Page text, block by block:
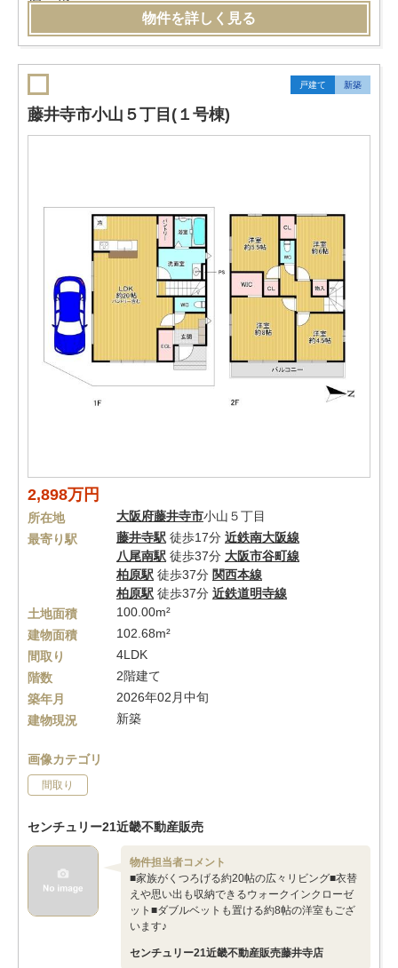
物件を詳しく見る
戸建て 新築
藤井寺市小山５丁目(１号棟)
2,898万円
所在地 大阪府藤井寺市小山５丁目
最寄り駅
藤井寺駅 徒歩17分 近鉄南大阪線
八尾南駅 徒歩37分 大阪市谷町線
柏原駅 徒歩37分 関西本線
柏原駅 徒歩37分 近鉄道明寺線
土地面積
100.00m²
建物面積
102.68m²
間取り
4LDK
階数
2階建て
築年月
2026年02月中旬
建物現況
新築
画像カテゴリ
間取り
センチュリー21近畿不動産販売
物件担当者コメント
■家族がくつろげる約20帖の広々リビング■衣替
えや思い出も収納できるウォークインクローゼ
ット■ダブルベットも置ける約8帖の洋室もござ
います♪
センチュリー21近畿不動産販売藤井寺店